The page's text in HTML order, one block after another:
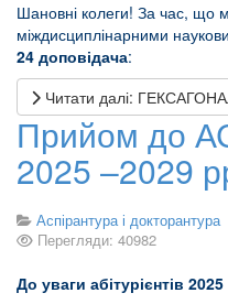
Шановні колеги! За час, що
міждисциплінарними
24 доповідача:
Читати далі:
Прийом до
2025 –2029
Аспірантура і докторантура
Перегляди: 40982
До уваги абітурієнтів